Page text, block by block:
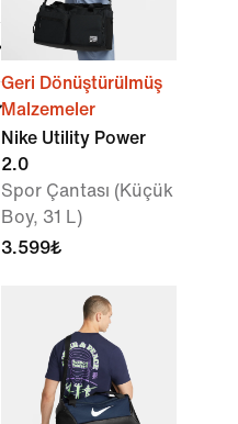
Geri Dönüştürülmüş
Malzemeler
Nike Utility Power
2.0
Spor Çantası (Küçük
Boy, 31 L)
3.599₺